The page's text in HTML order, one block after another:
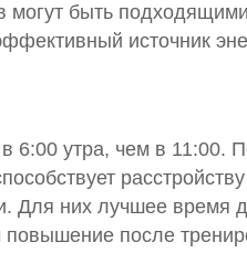
могут быть
источник
6:00 утра, чем в 11:00.
Для них лучшее время
после